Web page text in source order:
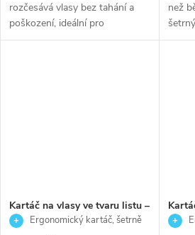
rozčesává vlasy bez tahání a
poškození, ideální pro
každodenní použití. ✨💆‍♀️
než
♻️
Kartáč na vlasy ve tvaru listu –
modrý, rozčesávací a šetrný k
Ergonomický kartáč, šetrně